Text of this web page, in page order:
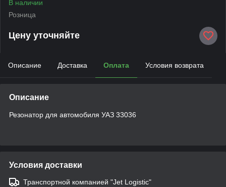
В наличии
Розница
Цену уточняйте
Описание Доставка Оплата Условия возврата
Описание
Резонатор для автомобиля УАЗ 33036
Условия доставки
Транспортной компанией "Jet Logistic"